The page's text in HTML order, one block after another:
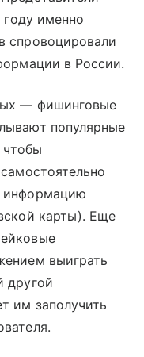
году именно
спровоцировали
в России.
— фишинговые
популярные
чтобы
информацию
карты). Еще
выиграть
другой
им заполучить